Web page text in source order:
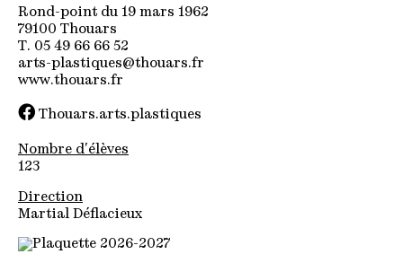
Rond-point du 19 mars 1962
79100 Thouars
T. 05 49 66 66 52
arts-plastiques@thouars.fr
www.thouars.fr
Thouars.arts.plastiques
Nombre d'élèves
123
Direction
Martial Déflacieux